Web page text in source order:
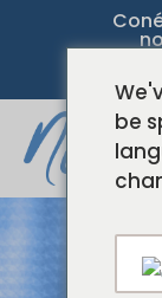
be